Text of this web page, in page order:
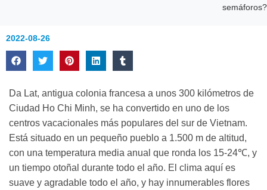
semáforos?
2022-08-26
Da Lat, antigua colonia francesa a unos 300 kilómetros de
Ciudad Ho Chi Minh, se ha convertido en uno de los
centros vacacionales más populares del sur de Vietnam.
Está situado en un pequeño pueblo a 1.500 m de altitud,
con una temperatura media anual que ronda los 15-24℃, y
un tiempo otoñal durante todo el año. El clima aquí es
suave y agradable todo el año, y hay innumerables flores